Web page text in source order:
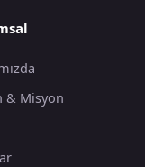
& Misyon